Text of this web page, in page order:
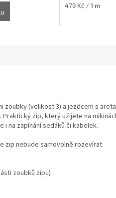
Měrná
479 Kč / 1 m
zoubky (velikost 3) a jezdcem s
zip, který užijete na
i na zapínání sedáků či kabelek.
zip nebude samovolně rozevírat.
zoubků zipu)